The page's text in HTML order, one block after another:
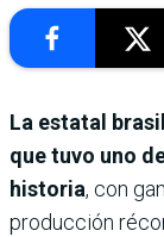
La estatal
que tuvo uno
historia, con
producción